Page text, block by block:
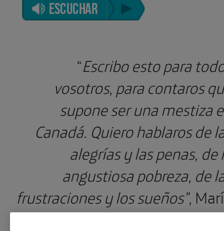
ESCUCHAR
“Escribo esto para
vosotros, para contaros
supone ser una mestiza
Canadá. Quiero hablaros de
alegrías y las penas, de
angustiosa pobreza, de
frustraciones y los sueños”,